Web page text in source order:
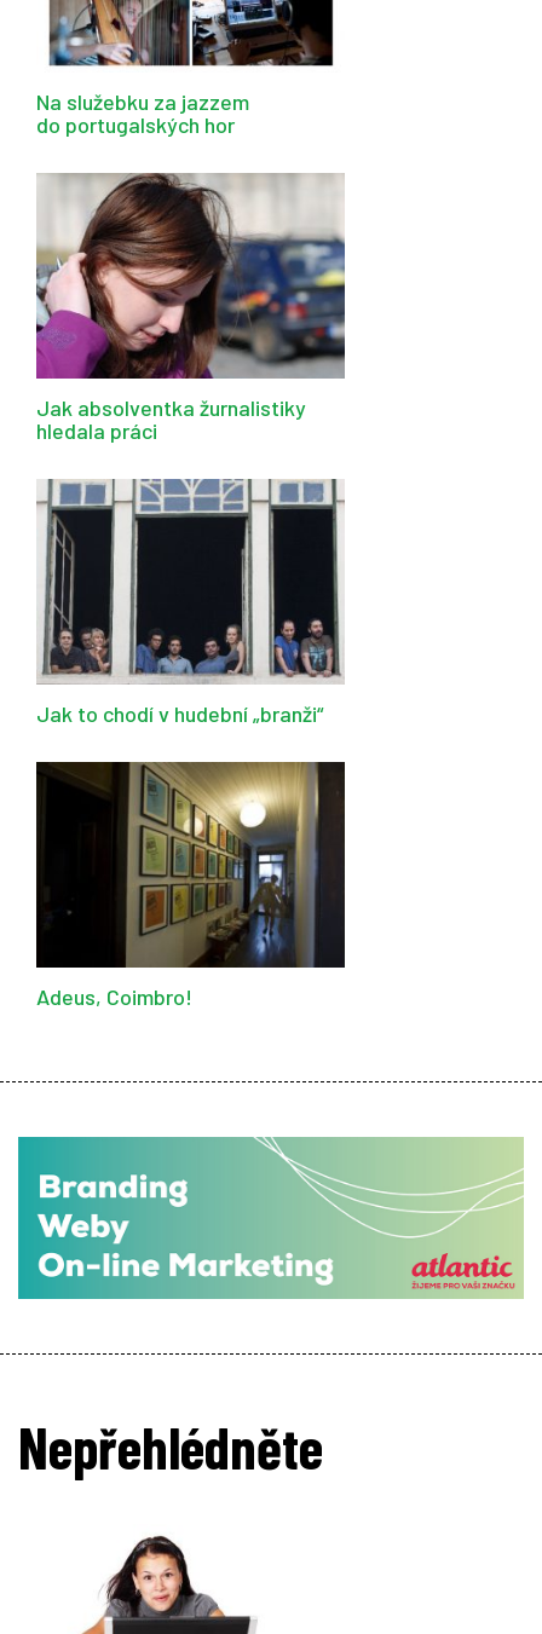
Na služebku za jazzem
do portugalských hor
Jak absolventka žurnalistiky
hledala práci
Jak to chodí v hudební „branži“
Adeus, Coimbro!
Nepřehlédněte